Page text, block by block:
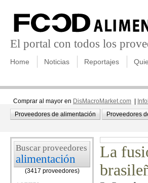
El portal con todos los
Home Noticias Reportajes
Comprar al mayor en DisMacroMarket.com
Proveedores de alimentación
Proveedores
Buscar proveedores
alimentación
(3417 proveedores)
La